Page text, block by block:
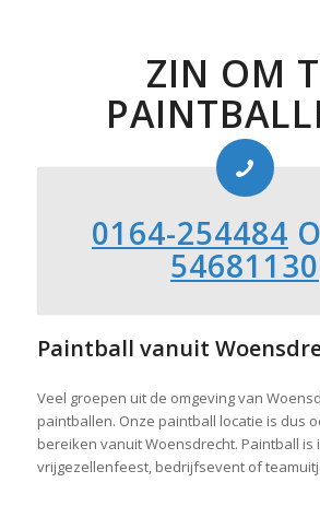
ZIN OM
0164-254484
54681130
Paintball vanuit
Veel groepen uit de omgeving van
paintballen. Onze paintball locatie is dus
bereiken vanuit Woensdrecht. Paintball is
vrijgezellenfeest, bedrijfsevent of